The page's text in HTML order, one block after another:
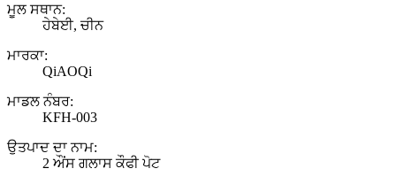
ਮੂਲ ਸਥਾਨ:
ਹੇਬੇਈ, ਚੀਨ
ਮਾਰਕਾ:
QiAOQi
ਮਾਡਲ ਨੰਬਰ:
KFH-003
ਉਤਪਾਦ ਦਾ ਨਾਮ:
2 ਔਂਸ ਗਲਾਸ ਕੌਫੀ ਪੋਟ